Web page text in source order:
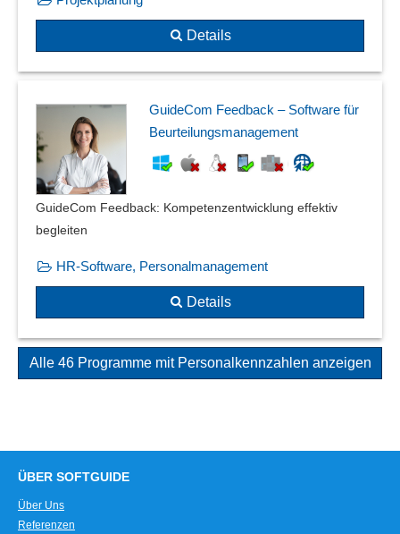
Details
GuideCom Feedback – Software für
Beurteilungsmanagement
GuideCom Feedback: Kompetenzentwicklung effektiv
begleiten
HR-Software, Personalmanagement
Details
Alle 46 Programme mit Personalkennzahlen anzeigen
ÜBER SOFTGUIDE
Über Uns
Referenzen